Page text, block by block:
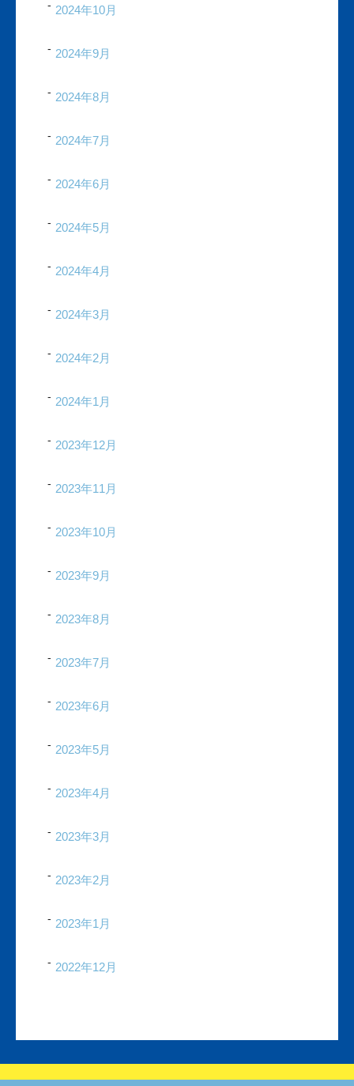
2024年10月
2024年9月
2024年8月
2024年7月
2024年6月
2024年5月
2024年4月
2024年3月
2024年2月
2024年1月
2023年12月
2023年11月
2023年10月
2023年9月
2023年8月
2023年7月
2023年6月
2023年5月
2023年4月
2023年3月
2023年2月
2023年1月
2022年12月